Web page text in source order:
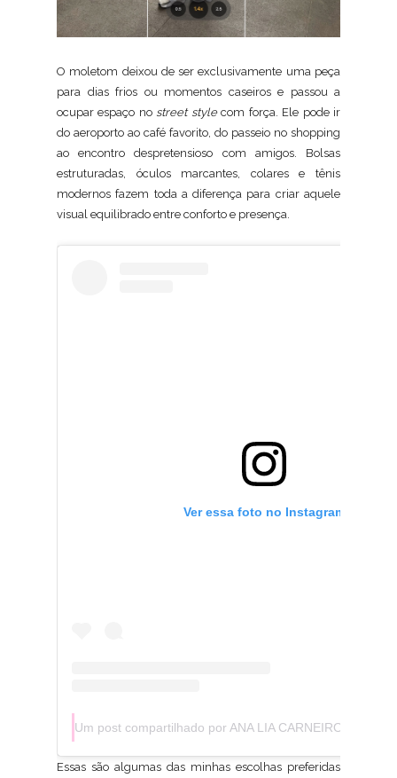
O moletom deixou de ser exclusivamente uma peça
para dias frios ou momentos caseiros e passou a
ocupar espaço no street stylecom força. Ele pode ir
do aeroporto ao café favorito, do passeio no shopping
ao encontro despretensioso com amigos. Bolsas
estruturadas, óculos marcantes, colares e tênis
modernos fazem toda a diferença para criar aquele
visual equilibrado entre conforto e presença.
Ver essa foto no Instagram
Um post compartilhado por ANA LIA CARNEIRO
Essas são algumas das minhas escolhas preferidas